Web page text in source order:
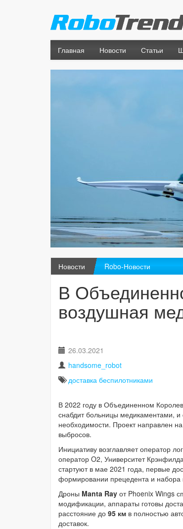
Главная Новости Статьи
Новости Robo-Новости
В
воздушная
26.03.2021
handsome_robot
доставка беспилотниками
В 2022 году в Объединенном
снабдит больницы медикаментами, и
необходимости. Проект направлен
выбросов.
Инициативу возглавляет оператор
оператор O2, Университет
стартуют в мае 2021 года, первые
формировании прецедента и набора
Дроны Manta Ray от Phoenix Wings
модификации, аппараты готовы
расстояние до 95 км в полностью
доставок.